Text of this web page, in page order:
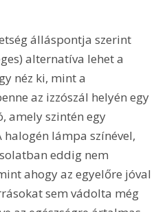
álláspontja szerint
alternatíva lehet a
néz ki, mint a
az izzószál helyén egy
amely szintén egy
lámpa színével,
eddig nem
ahogy az egyelőre jóval
sem vádolta még